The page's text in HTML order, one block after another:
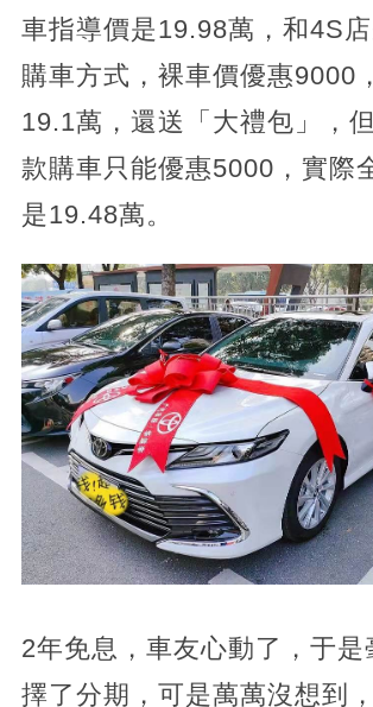
車指導價是19.98萬，和4S
購車方式，裸車價優惠9000
19.1萬，還送「大禮包」，
款購車只能優惠5000，實際
是19.48萬。
2年免息，車友心動了，于是
擇了分期，可是萬萬沒想到